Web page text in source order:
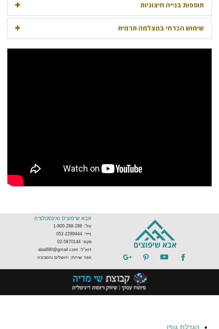
תוספות בנייה חיצוניות
שימוש הכרחי במצלמה תרמית
אבא שיפוצים ואינסטלציה
טל': 1-800-288-288
נייד: 052-2289444
פקס: 02-5870144
דוא"ל: aba890@gmail.com
אזור שירות: ירושלים והסביבה
הגדלת גופן